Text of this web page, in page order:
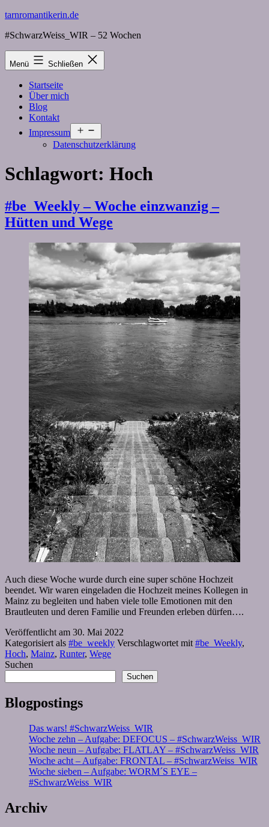
Zum
springen
tarnromantikerin.de
#SchwarzWeiss_WIR – 52 Wochen
Menü Schließen
Startseite
Über mich
Blog
Kontakt
Impressum
öffnen
Datenschutzerklärung
Schlagwort: Hoch
#be_Weekly – Woche einzwanzig –
Hütten und Wege
Auch diese Woche wurde durch eine super schöne Hochzeit
beendet. Wir waren eingeladen die Hochzeit meines Kollegen in
Mainz zu begleiten und haben viele tolle Emotionen mit den
Brautleuten und deren Familie und Freunden erleben dürfen….
Veröffentlicht am 30. Mai 2022
Kategorisiert als #be_weekly Verschlagwortet mit #be_Weekly,
Hoch, Mainz, Runter, Wege
Suchen
Suchen
Blogpostings
Das wars! #SchwarzWeiss_WIR
Woche zehn – Aufgabe: DEFOCUS – #SchwarzWeiss_WIR
Woche neun – Aufgabe: FLATLAY – #SchwarzWeiss_WIR
Woche acht – Aufgabe: FRONTAL – #SchwarzWeiss_WIR
Woche sieben – Aufgabe: WORM´S EYE –
#SchwarzWeiss_WIR
Archiv